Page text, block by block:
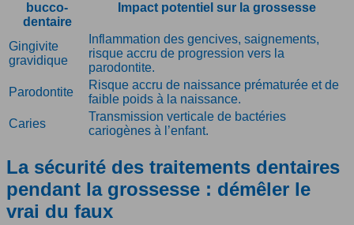
bucco-
dentaire
Impact potentiel sur la grossesse
Gingivite
gravidique
Inflammation des gencives, saignements,
risque accru de progression vers la
parodontite.
Parodontite
Risque accru de naissance prématurée et de
faible poids à la naissance.
Caries
Transmission verticale de bactéries
cariogènes à l’enfant.
La sécurité des traitements dentaires
pendant la grossesse : démêler le
vrai du faux